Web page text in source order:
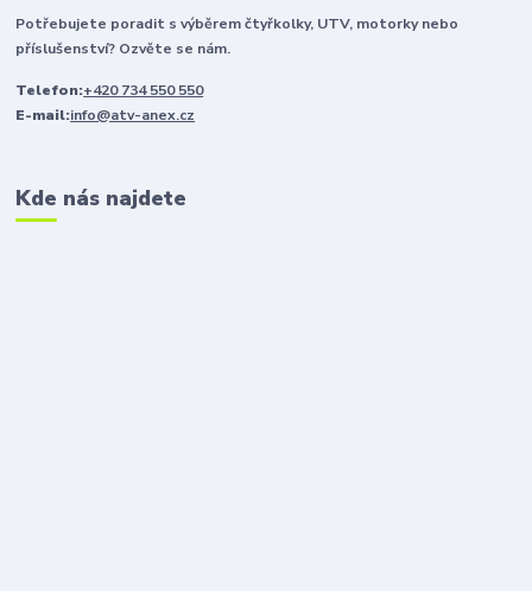
Potřebujete poradit s výběrem čtyřkolky, UTV, motorky nebo
příslušenství? Ozvěte se nám.
Telefon:+420 734 550 550
E-mail:info@atv-anex.cz
Kde nás najdete